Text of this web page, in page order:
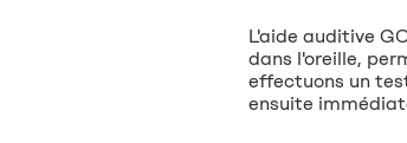
L'aide auditive
dans l'oreille,
effectuons un
ensuite